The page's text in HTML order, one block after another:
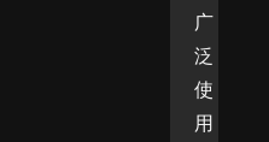
广
泛
使
用